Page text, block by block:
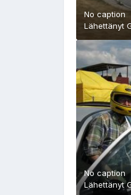
No caption
Lähettänyt
No caption
Lähettänyt